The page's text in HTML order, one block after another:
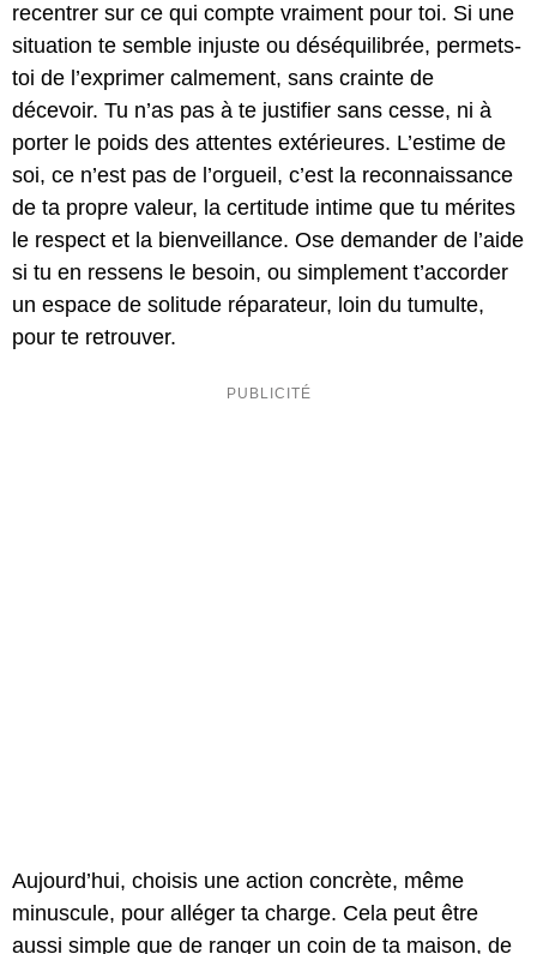
recentrer sur ce qui compte vraiment pour toi. Si une
situation te semble injuste ou déséquilibrée, permets-
toi de l’exprimer calmement, sans crainte de
décevoir. Tu n’as pas à te justifier sans cesse, ni à
porter le poids des attentes extérieures. L’estime de
soi, ce n’est pas de l’orgueil, c’est la reconnaissance
de ta propre valeur, la certitude intime que tu mérites
le respect et la bienveillance. Ose demander de l’aide
si tu en ressens le besoin, ou simplement t’accorder
un espace de solitude réparateur, loin du tumulte,
pour te retrouver.
Aujourd’hui, choisis une action concrète, même
minuscule, pour alléger ta charge. Cela peut être
aussi simple que de ranger un coin de ta maison, de